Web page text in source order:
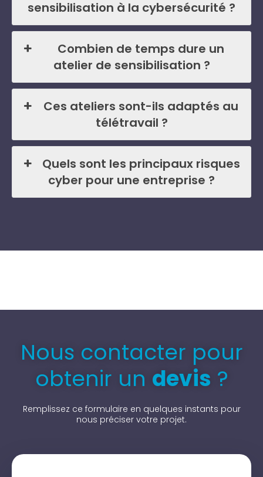
sensibilisation à la cybersécurité ?
Combien de temps dure un
atelier de sensibilisation ?
Ces ateliers sont-ils adaptés au
télétravail ?
Quels sont les principaux risques
cyber pour une entreprise ?
Nous contacter pour
obtenir un devis ?
Remplissez ce formulaire en quelques instants pour
nous préciser votre projet.